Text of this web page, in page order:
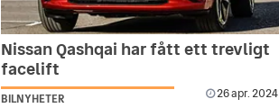
Nissan Qashqai har fått ett trevligt
facelift
BILNYHETER 26 apr. 2024